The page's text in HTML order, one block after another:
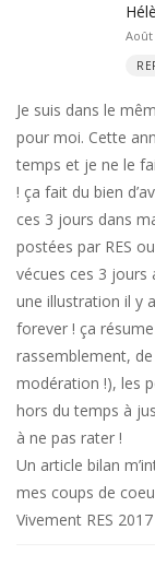
Août
Je suis dans le
pour moi. Cette
temps et je ne le
! ça fait du bien
ces 3 jours dans
postées par RES
vécues ces 3 jours
une illustration il y
forever ! ça
rassemblement,
modération !), les
hors du temps à
à ne pas rater !
Un article bilan
mes coups de
Vivement RES 2017